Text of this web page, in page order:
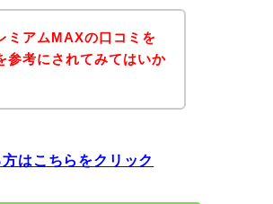
ミアムMAXの口コミを
参考にされてみてはいか
はこちらをクリック